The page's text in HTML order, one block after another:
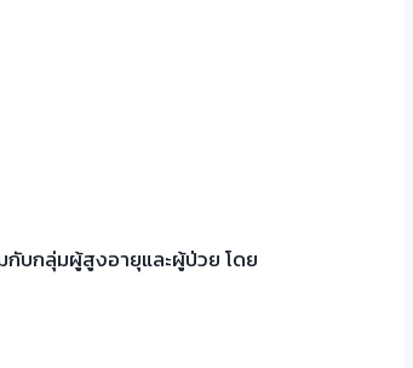
บกลุ่มผู้สูงอายุและผู้ป่วย โดย